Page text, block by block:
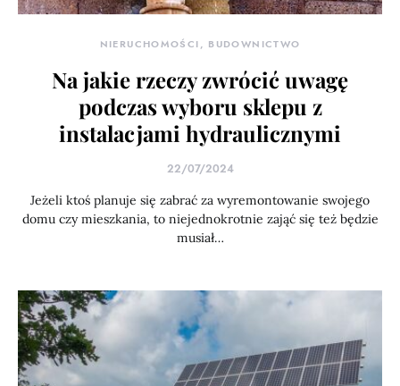
NIERUCHOMOŚCI, BUDOWNICTWO
Na jakie rzeczy zwrócić uwagę
podczas wyboru sklepu z
instalacjami hydraulicznymi
22/07/2024
Jeżeli ktoś planuje się zabrać za wyremontowanie swojego
domu czy mieszkania, to niejednokrotnie zająć się też będzie
musiał…